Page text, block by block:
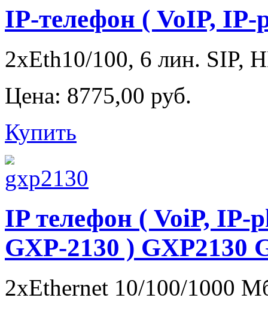
IP-телефон ( VoIP,
2xEth10/100, 6 лин. SIP,
Цена: 8775,00 руб.
Купить
IP телефон ( VoiP, IP-
GXP-2130 ) GXP2130
2xEthernet 10/100/1000